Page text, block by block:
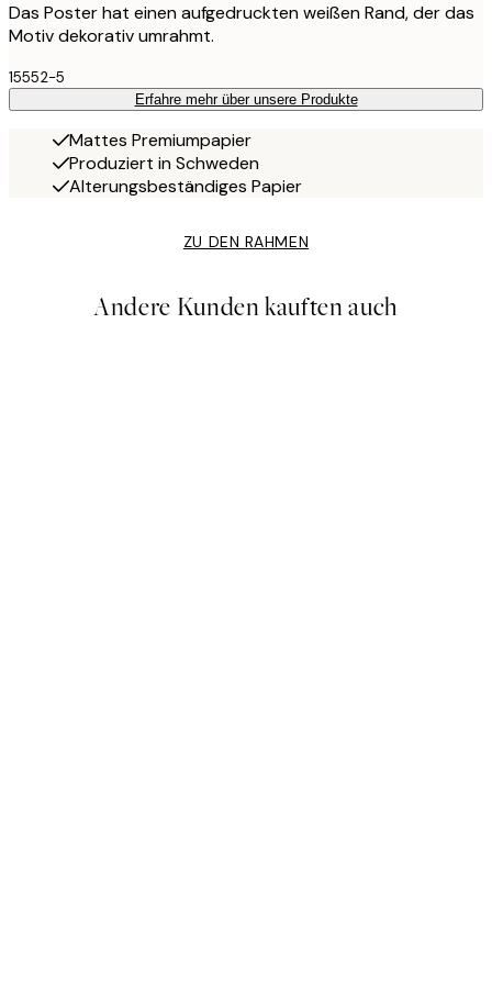
Das Poster hat einen aufgedruckten weißen Rand, der das
Motiv dekorativ umrahmt.
15552-5
Erfahre mehr über unsere Produkte
Mattes Premiumpapier
Produziert in Schweden
Alterungsbeständiges Papier
ZU DEN RAHMEN
Andere Kunden kauften auch